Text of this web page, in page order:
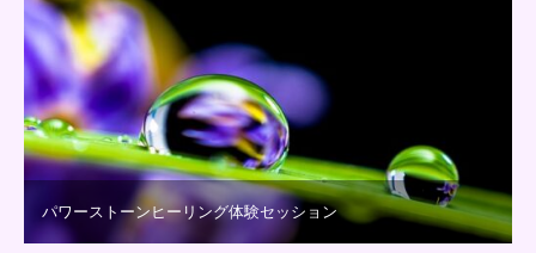
パワーストーンヒーリング体験セッション